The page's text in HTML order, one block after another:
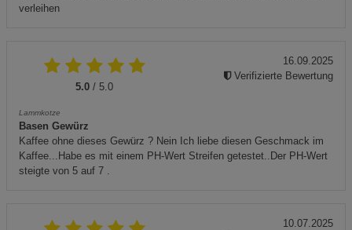
verleihen
5.0 / 5.0
Lammkotze
Basen Gewürz
Kaffee ohne dieses Gewürz ? Nein Ich liebe diesen Geschmack im
Kaffee...Habe es mit einem PH-Wert Streifen getestet..Der PH-Wert
steigte von 5 auf 7 .
16.09.2025
Verifizierte Bewertung
10.07.2025